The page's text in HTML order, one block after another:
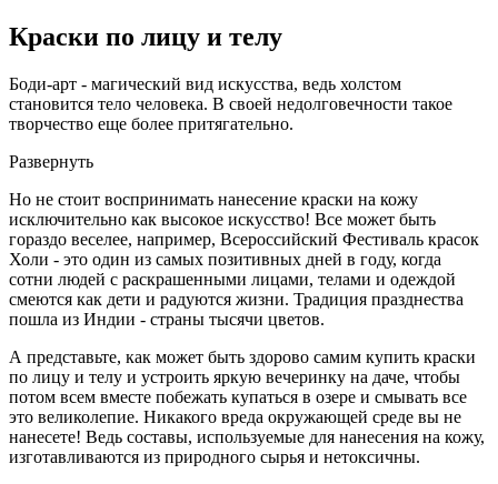
Краски по лицу и телу
Боди-арт - магический вид искусства, ведь холстом
становится тело человека. В своей недолговечности такое
творчество еще более притягательно.
Развернуть
Но не стоит воспринимать нанесение краски на кожу
исключительно как высокое искусство! Все может быть
гораздо веселее, например, Всероссийский Фестиваль красок
Холи - это один из самых позитивных дней в году, когда
сотни людей с раскрашенными лицами, телами и одеждой
смеются как дети и радуются жизни. Традиция празднества
пошла из Индии - страны тысячи цветов.
А представьте, как может быть здорово самим купить краски
по лицу и телу и устроить яркую вечеринку на даче, чтобы
потом всем вместе побежать купаться в озере и смывать все
это великолепие. Никакого вреда окружающей среде вы не
нанесете! Ведь составы, используемые для нанесения на кожу,
изготавливаются из природного сырья и нетоксичны.